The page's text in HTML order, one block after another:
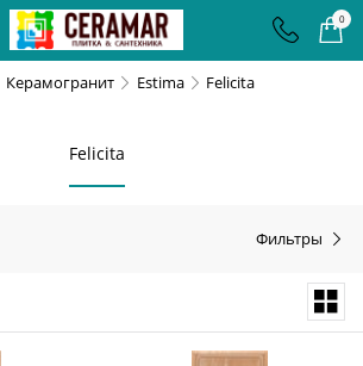
0
Керамогранит Estima Felicita
Felicita
Фильтры